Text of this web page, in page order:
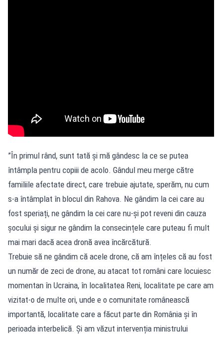
”În primul rând, sunt tată și mă gândesc la ce se putea
întâmpla pentru copiii de acolo. Gândul meu merge către
familiile afectate direct, care trebuie ajutate, sperăm, nu cum
s-a întâmplat în blocul din Rahova. Ne gândim la cei care au
fost speriați, ne gândim la cei care nu-și pot reveni din cauza
șocului și sigur ne gândim la consecințele care puteau fi mult
mai mari dacă acea dronă avea încărcătură.
Trebuie să ne gândim că acele drone, că am înțeles că au fost
un număr de zeci de drone, au atacat tot români care locuiesc
momentan în Ucraina, în localitatea Reni, localitate pe care am
vizitat-o de multe ori, unde e o comunitate românească
importantă, localitate care a făcut parte din România și în
perioada interbelică. Și am văzut intervenția ministrului